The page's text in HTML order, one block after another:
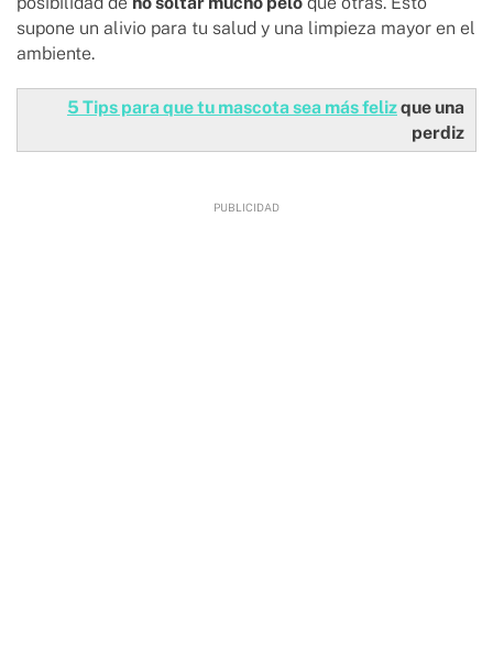
supone un alivio para tu salud y una limpieza mayor en el
ambiente.
5 Tips para que tu mascota sea más felizque una
perdiz